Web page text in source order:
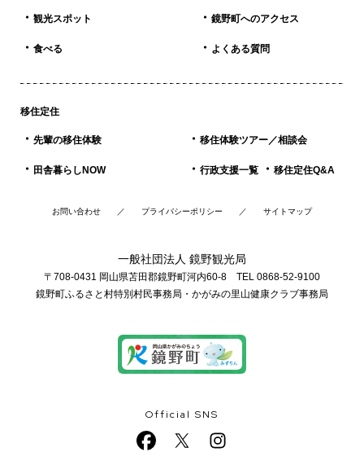
観光スポット
食べる
鏡野町へのアクセス
よくある質問
移住定住
先輩の移住体験
田舎暮らしNOW
移住体験ツアー／相談会
行政支援一覧 移住定住Q&A
お問い合わせ プライバシーポリシー サイトマップ
一般社団法人 鏡野観光局
〒708-0431 岡山県苫田郡鏡野町河内60-8 TEL 0868-52-9100
鏡野町ふるさと村特別村民事務局・かがみの里山健康クラブ事務局
Official SNS